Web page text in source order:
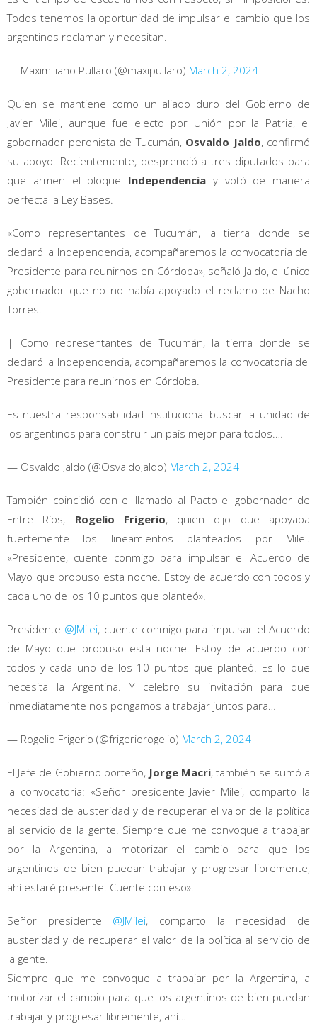
Todos tenemos la oportunidad de impulsar el cambio que los
argentinos reclaman y necesitan.
— Maximiliano Pullaro (@maxipullaro) March 2, 2024
Quien se mantiene como un aliado duro del Gobierno de
Javier Milei, aunque fue electo por Unión por la Patria, el
gobernador peronista de Tucumán, Osvaldo Jaldo, confirmó
su apoyo. Recientemente, desprendió a tres diputados para
que armen el bloque Independencia y votó de manera
perfecta la Ley Bases.
«Como representantes de Tucumán, la tierra donde se
declaró la Independencia, acompañaremos la convocatoria del
Presidente para reunirnos en Córdoba», señaló Jaldo, el único
gobernador que no no había apoyado el reclamo de Nacho
Torres.
| Como representantes de Tucumán, la tierra donde se
declaró la Independencia, acompañaremos la convocatoria del
Presidente para reunirnos en Córdoba.
Es nuestra responsabilidad institucional buscar la unidad de
los argentinos para construir un país mejor para todos.…
— Osvaldo Jaldo (@OsvaldoJaldo) March 2, 2024
También coincidió con el llamado al Pacto el gobernador de
Entre Ríos, Rogelio Frigerio, quien dijo que apoyaba
fuertemente los lineamientos planteados por Milei.
«Presidente, cuente conmigo para impulsar el Acuerdo de
Mayo que propuso esta noche. Estoy de acuerdo con todos y
cada uno de los 10 puntos que planteó».
Presidente @JMilei, cuente conmigo para impulsar el Acuerdo
de Mayo que propuso esta noche. Estoy de acuerdo con
todos y cada uno de los 10 puntos que planteó. Es lo que
necesita la Argentina. Y celebro su invitación para que
inmediatamente nos pongamos a trabajar juntos para…
— Rogelio Frigerio (@frigeriorogelio) March 2, 2024
El Jefe de Gobierno porteño, Jorge Macri, también se sumó a
la convocatoria: «Señor presidente Javier Milei, comparto la
necesidad de austeridad y de recuperar el valor de la política
al servicio de la gente. Siempre que me convoque a trabajar
por la Argentina, a motorizar el cambio para que los
argentinos de bien puedan trabajar y progresar libremente,
ahí estaré presente. Cuente con eso».
Señor presidente @JMilei, comparto la necesidad de
austeridad y de recuperar el valor de la política al servicio de
la gente.
Siempre que me convoque a trabajar por la Argentina, a
motorizar el cambio para que los argentinos de bien puedan
trabajar y progresar libremente, ahí…